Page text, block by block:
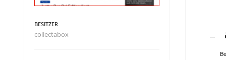
BESITZER
collectabox